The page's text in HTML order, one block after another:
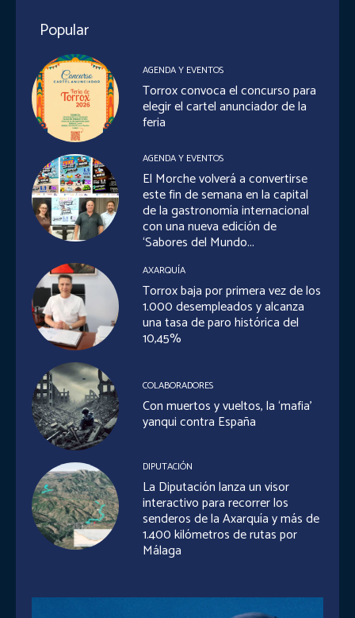
Popular
AGENDA Y EVENTOS
Torrox convoca el concurso para
elegir el cartel anunciador de la
feria
AGENDA Y EVENTOS
El Morche volverá a convertirse
este fin de semana en la capital
de la gastronomía internacional
con una nueva edición de
‘Sabores del Mundo...
AXARQUÍA
Torrox baja por primera vez de los
1.000 desempleados y alcanza
una tasa de paro histórica del
10,45%
COLABORADORES
Con muertos y vueltos, la ‘mafia’
yanqui contra España
DIPUTACIÓN
La Diputación lanza un visor
interactivo para recorrer los
senderos de la Axarquía y más de
1.400 kilómetros de rutas por
Málaga